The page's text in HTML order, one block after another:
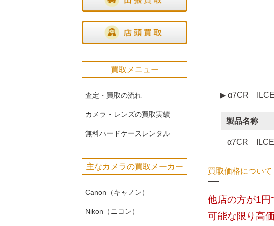
▶ α7CR
製品名称
α7CR
買取価格について
他店の方が1円
可能な限り高
買取メニュー
査定・買取の流れ
カメラ・レンズの買取実績
無料ハードケースレンタル
主なカメラの買取メーカー
Canon（キャノン）
Nikon（ニコン）